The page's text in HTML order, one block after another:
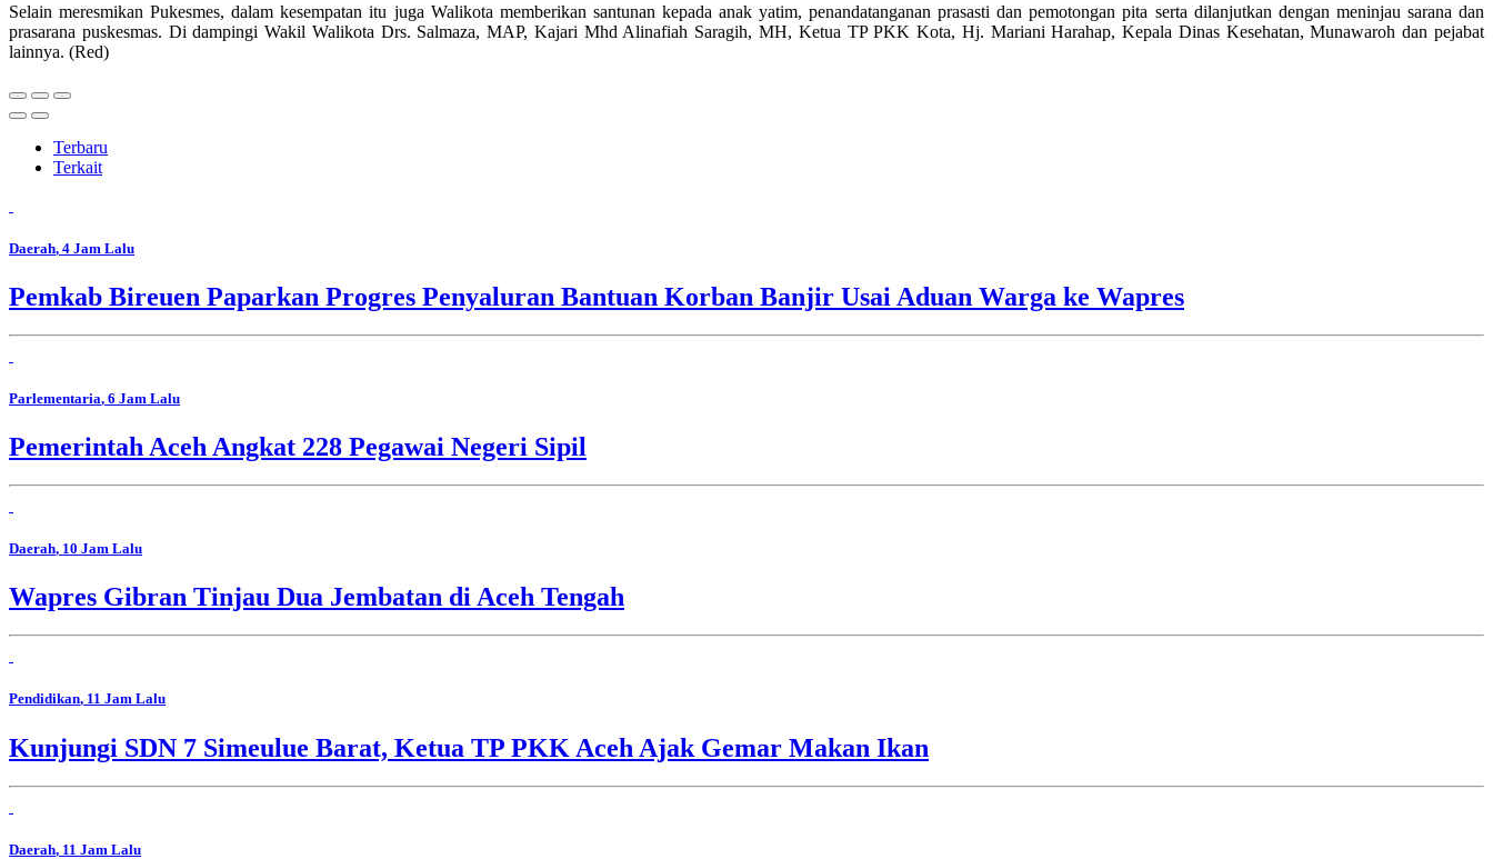
Selain meresmikan Pukesmes, dalam kesempatan itu juga Walikota memberikan santunan kepada anak yatim, penandatanganan prasasti dan pemotongan pita serta dilanjutkan dengan meninjau sarana dan
prasarana puskesmas. Di dampingi Wakil Walikota Drs. Salmaza, MAP, Kajari Mhd Alinafiah Saragih, MH, Ketua TP PKK Kota, Hj. Mariani Harahap, Kepala Dinas Kesehatan, Munawaroh dan pejabat
lainnya. (Red)
Terbaru
Terkait
Daerah, 4 Jam Lalu
Pemkab Bireuen Paparkan Progres Penyaluran Bantuan Korban Banjir Usai Aduan Warga ke Wapres
Parlementaria, 6 Jam Lalu
Pemerintah Aceh Angkat 228 Pegawai Negeri Sipil
Daerah, 10 Jam Lalu
Wapres Gibran Tinjau Dua Jembatan di Aceh Tengah
Pendidikan, 11 Jam Lalu
Kunjungi SDN 7 Simeulue Barat, Ketua TP PKK Aceh Ajak Gemar Makan Ikan
Daerah, 11 Jam Lalu